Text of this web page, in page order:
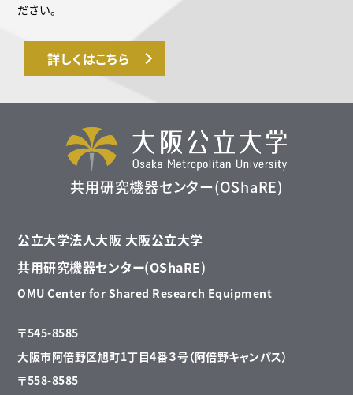
ださい。
詳しくはこちら
共用研究機器センター(OShaRE)
公立大学法人大阪 大阪公立大学
共用研究機器センター(OShaRE)
OMU Center for Shared Research Equipment
〒545-8585
大阪市阿倍野区旭町1丁目4番３号（阿倍野キャンパス）
〒558-8585